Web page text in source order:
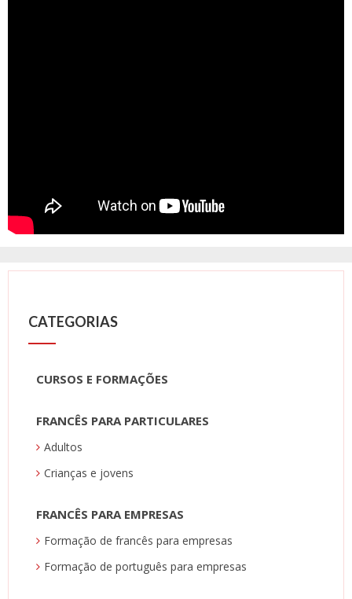
CATEGORIAS
CURSOS E FORMAÇÕES
FRANCÊS PARA PARTICULARES
Adultos
Crianças e jovens
FRANCÊS PARA EMPRESAS
Formação de francês para empresas
Formação de português para empresas